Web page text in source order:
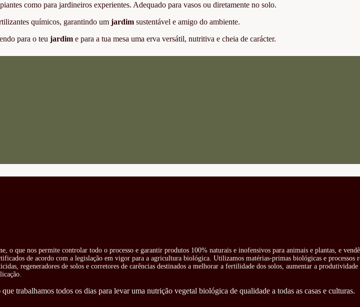
como para jardineiros experientes. Adequado para vasos ou diretamente no solo.
químicos, garantindo umjardim sustentável e amigo do ambiente.
para o teujardim e para a tua mesa uma erva versátil, nutritiva e cheia de carácter.
o que nos permite controlar todo o processo e garantir produtos 100% naturais e inofensivos para animais e plantas, e
de acordo com a legislação em vigor para a agricultura biológica. Utilizamos matérias-primas biológicas e processos
regeneradores de solos e corretores de carências destinados a melhorar a fertilidade dos solos, aumentar a
trabalhamos todos os dias para levar uma nutrição vegetal biológica de qualidade a todas as casas e culturas.